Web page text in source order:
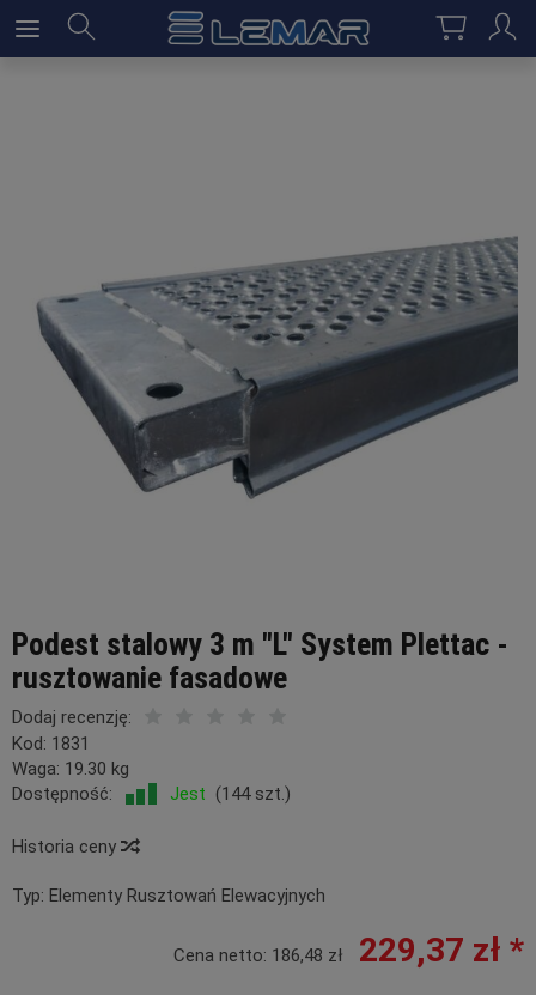
Podest stalowy 3 m "L" System Plettac -
rusztowanie fasadowe
Dodaj recenzję:
Kod: 1831
Waga: 19.30 kg
Dostępność:
Jest (144szt.)
Historia ceny
Typ: Elementy Rusztowań Elewacyjnych
Cena netto: 186,48 zł 229,37 zł *